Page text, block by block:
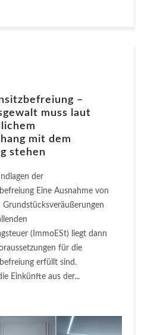
–
muss laut
mit dem
stehen
der
Eine Ausnahme von
(ImmoESt) liegt dann
für die
erfüllt sind.
Einkünfte aus der...